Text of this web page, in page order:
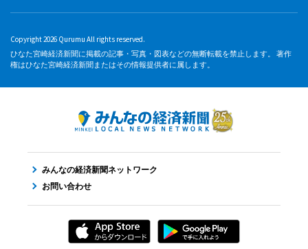
Copyright 2026 Qurumu All rights reserved.
ひなた宮崎経済新聞に掲載の記事・写真・図表などの無断転載を禁止します。 著作
権はひなた宮崎経済新聞またはその情報提供者に属します。
みんなの経済新聞ネットワーク
お問い合わせ